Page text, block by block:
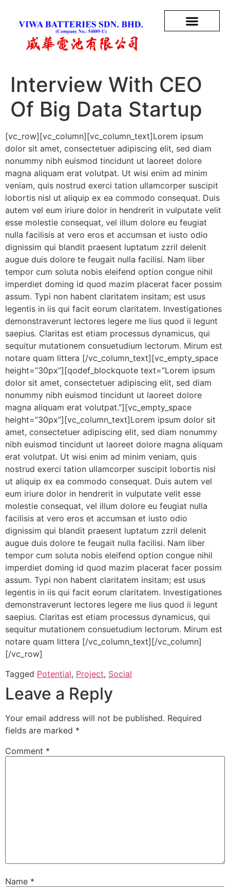
Interview With CEO
Of Big Data Startup
[vc_row][vc_column][vc_column_text]Lorem ipsum
dolor sit amet, consectetuer adipiscing elit, sed diam
nonummy nibh euismod tincidunt ut laoreet dolore
magna aliquam erat volutpat. Ut wisi enim ad minim
veniam, quis nostrud exerci tation ullamcorper suscipit
lobortis nisl ut aliquip ex ea commodo consequat. Duis
autem vel eum iriure dolor in hendrerit in vulputate velit
esse molestie consequat, vel illum dolore eu feugiat
nulla facilisis at vero eros et accumsan et iusto odio
dignissim qui blandit praesent luptatum zzril delenit
augue duis dolore te feugait nulla facilisi. Nam liber
tempor cum soluta nobis eleifend option congue nihil
imperdiet doming id quod mazim placerat facer possim
assum. Typi non habent claritatem insitam; est usus
legentis in iis qui facit eorum claritatem. Investigationes
demonstraverunt lectores legere me lius quod ii legunt
saepius. Claritas est etiam processus dynamicus, qui
sequitur mutationem consuetudium lectorum. Mirum est
notare quam littera [/vc_column_text][vc_empty_space
height=”30px”][qodef_blockquote text=”Lorem ipsum
dolor sit amet, consectetuer adipiscing elit, sed diam
nonummy nibh euismod tincidunt ut laoreet dolore
magna aliquam erat volutpat.”][vc_empty_space
height=”30px”][vc_column_text]Lorem ipsum dolor sit
amet, consectetuer adipiscing elit, sed diam nonummy
nibh euismod tincidunt ut laoreet dolore magna aliquam
erat volutpat. Ut wisi enim ad minim veniam, quis
nostrud exerci tation ullamcorper suscipit lobortis nisl
ut aliquip ex ea commodo consequat. Duis autem vel
eum iriure dolor in hendrerit in vulputate velit esse
molestie consequat, vel illum dolore eu feugiat nulla
facilisis at vero eros et accumsan et iusto odio
dignissim qui blandit praesent luptatum zzril delenit
augue duis dolore te feugait nulla facilisi. Nam liber
tempor cum soluta nobis eleifend option congue nihil
imperdiet doming id quod mazim placerat facer possim
assum. Typi non habent claritatem insitam; est usus
legentis in iis qui facit eorum claritatem. Investigationes
demonstraverunt lectores legere me lius quod ii legunt
saepius. Claritas est etiam processus dynamicus, qui
sequitur mutationem consuetudium lectorum. Mirum est
notare quam littera [/vc_column_text][/vc_column]
[/vc_row]
Tagged Potential, Project, Social
Leave a Reply
Your email address will not be published. Required
fields are marked *
Comment *
Name *